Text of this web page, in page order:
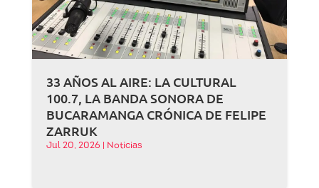
33 AÑOS AL AIRE: LA CULTURAL
100.7, LA BANDA SONORA DE
BUCARAMANGA CRÓNICA DE FELIPE
ZARRUK
Jul 20, 2026 Noticias